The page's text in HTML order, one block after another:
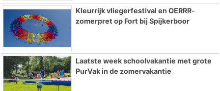
Kleurrijk vliegerfestival en OERRR-
zomerpret op Fort bij Spijkerboor
Laatste week schoolvakantie met grote
PurVak in de zomervakantie